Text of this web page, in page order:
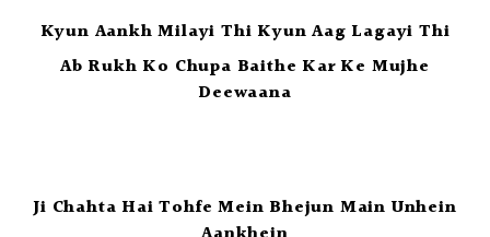
Kyun Aankh Milayi Thi Kyun Aag Lagayi Thi
Ab Rukh Ko Chupa Baithe Kar Ke Mujhe
Deewaana
Ji Chahta Hai Tohfe Mein Bhejun Main Unhein